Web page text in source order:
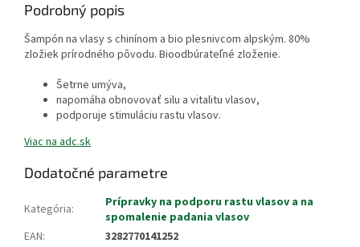
Podrobný popis
Šampón na vlasy s chinínom a bio plesnivcom alpským. 80%
zložiek prírodného pôvodu. Bioodbúrateľné zloženie.
Šetrne umýva,
napomáha obnovovať silu a vitalitu vlasov,
podporuje stimuláciu rastu vlasov.
Viac na adc.sk
Dodatočné parametre
Kategória:
Prípravky na podporu rastu vlasov a na
spomalenie padania vlasov
EAN:
3282770141252